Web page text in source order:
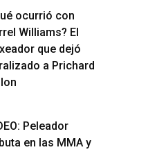
ocurrió con
Williams? El
que dejó
a Prichard
Peleador
en las MMA y